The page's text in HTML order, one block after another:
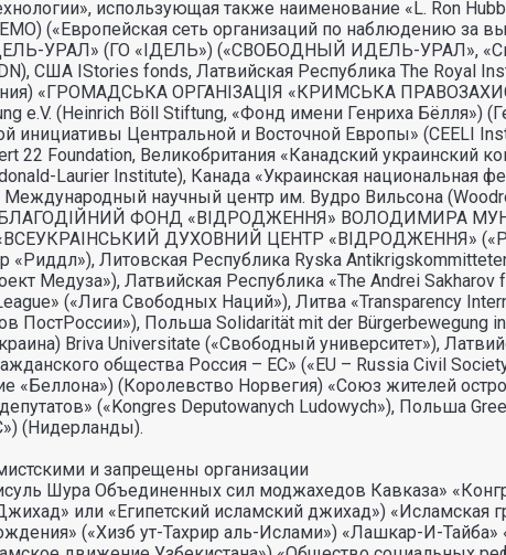
использующая также наименование «L. Ron
(«Европейская сеть организаций по наблюдению
УРАЛ» (ГО «IДЕЛЬ») («СВОБОДНЫЙ ИДЕЛЬ-УРАЛ»,
США IStories fonds, Латвийская Республика The Royal
«ГРОМАДСЬКА ОРГАНIЗАЦIЯ «КРИМСЬКА
e.V. (Heinrich Böll Stiftung, «Фонд имени Генриха
инициативы Центральной и Восточной Европы» (CEELI
22 Foundation, Великобритания «Канадский украинский
Laurier Institute), Канада «Украинская национальная
научный центр им. Вудро Вильсона
ФОНД «ВIДРОДЖЕННЯ» ВОЛОДИМИРА
ДУХОВНИЙ ЦЕНТР «ВIДРОДЖЕННЯ»
«Риддл»), Литовская Республика Ryska
Медуза»), Латвийская Республика «The Andrei
(«Лига Свободных Наций»), Литва «Transparеncy
ПостРоссии»), Польша Solidarität mit der Bürgerbewegung
Briva Universitate («Свободный университет»),
общества Россия – ЕС» («EU – Russia Civil
«Беллона») (Королевство Норвегия) «Союз жителей
(«Kongres Deputowanych Ludowych»), Польша
(Нидерланды).
и запрещены организации
Шура Объединенных сил моджахедов Кавказа»
или «Египетский исламский джихад»)
(«Хизб ут-Тахрир аль-Ислами») «Лашкар-И-